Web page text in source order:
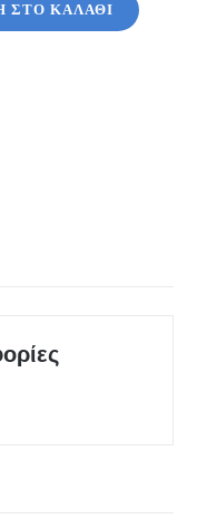
ΣΤΟ ΚΑΛΆΘΙ